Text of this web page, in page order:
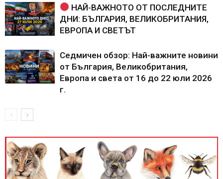
НАЙ-ВАЖНОТО ОТ ПОСЛЕДНИТЕ
ДНИ: БЪЛГАРИЯ, ВЕЛИКОБРИТАНИЯ,
ЕВРОПА И СВЕТЪТ
Седмичен обзор: Най-важните новини
от България, Великобритания,
Европа и света от 16 до 22 юли 2026
г.